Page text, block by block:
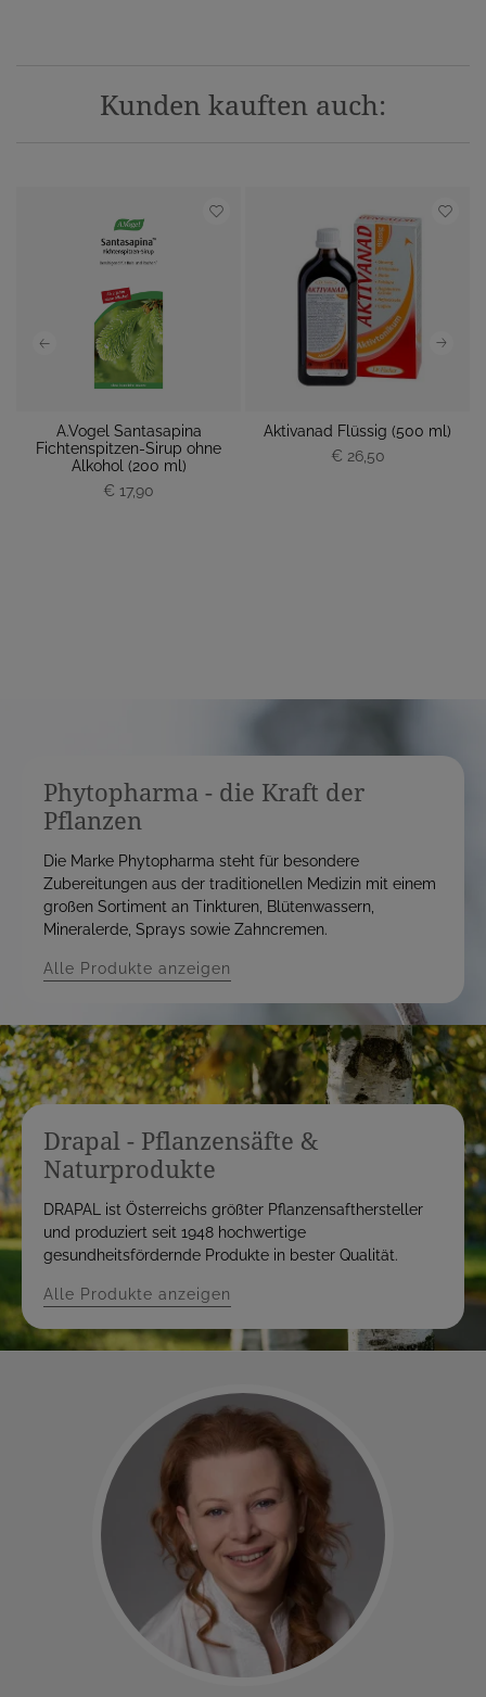
Kunden kauften auch:
A.Vogel Santasapina
Fichtenspitzen-Sirup ohne
Alkohol (200 ml)
€ 17,90
Aktivanad Flüssig (500 ml)
€ 26,50
P
Phytopharma - die Kraft der
Pflanzen
Die Marke Phytopharma steht für besondere
Zubereitungen aus der traditionellen Medizin mit einem
großen Sortiment an Tinkturen, Blütenwassern,
Mineralerde, Sprays sowie Zahncremen.
Alle Produkte anzeigen
Drapal - Pflanzensäfte &
Naturprodukte
DRAPAL ist Österreichs größter Pflanzensafthersteller
und produziert seit 1948 hochwertige
gesundheitsfördernde Produkte in bester Qualität.
Alle Produkte anzeigen